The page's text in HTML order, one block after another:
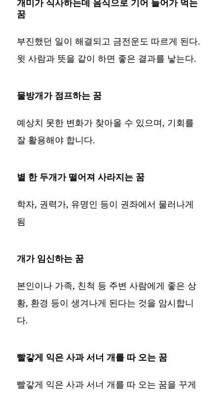
개미가 식사하는데 음식으로 기어 들어가 먹는
꿈
부진했던 일이 해결되고 금전운도 따르게 된다.
윗 사람과 뜻을 같이 하면 좋은 결과를 낳는다.
물방개가 점프하는 꿈
예상치 못한 변화가 찾아올 수 있으며, 기회를
잘 활용해야 합니다.
별 한 두개가 떨어져 사라지는 꿈
학자, 권력가, 유명인 등이 권좌에서 물러나게
됨
개가 임신하는 꿈
본인이나 가족, 친척 등 주변 사람에게 좋은 상
황, 환경 등이 생겨나게 된다는 것을 암시합니
다.
빨갛게 익은 사과 서너 개를 따 오는 꿈
빨갛게 익은 사과 서너 개를 따 오는 꿈을 꾸게